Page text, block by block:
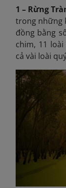
1 – Rừng
trong những
đồng bằng
chim, 11
cả vài loài